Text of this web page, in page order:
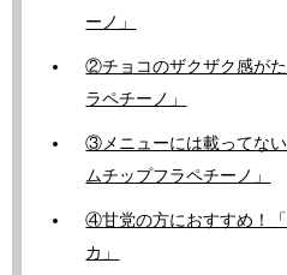
ーノ」
②チョコのザクザク感が
ラペチーノ」
③メニューには載ってな
ムチップフラペチーノ」
④甘党の方におすすめ！
カ」